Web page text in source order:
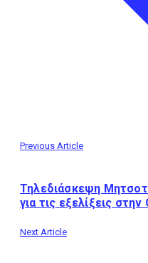
Previous Article
Τηλεδιάσκεψη
για τις εξελίξεις στην
Next Article